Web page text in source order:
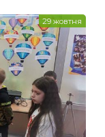
29 жовтня